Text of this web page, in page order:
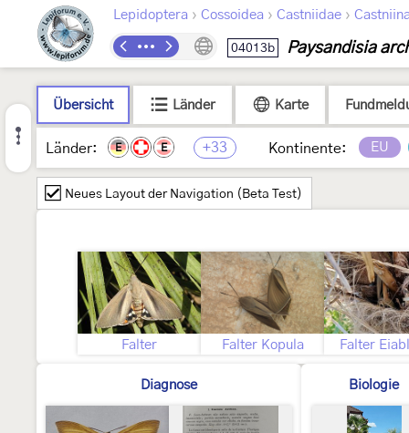
Lepidoptera › Cossoidea › Castniidae ›
04013b Paysandisia
Übersicht Länder Karte
Länder: E E +33 Kontinente: EU
Neues Layout der Navigation (Beta Test)
Falter Falter Kopula Falter
Diagnose Biologie